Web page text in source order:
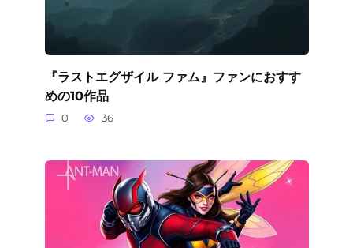
『ラストエグザイル ファム』ファンにおすす
めの10作品
0 36